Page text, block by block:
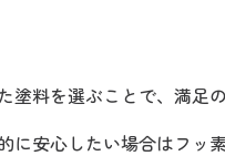
料を選ぶことで、満足
安心したい場合はフッ